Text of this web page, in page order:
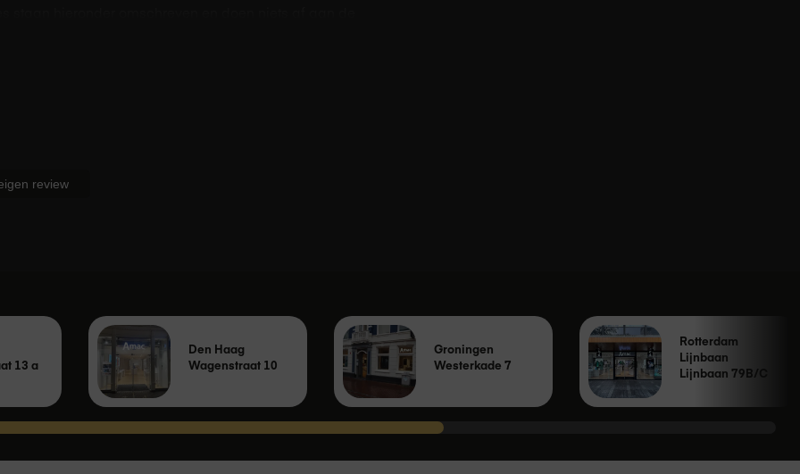
review
13 a
Den Haag
Wagenstraat 10
Groningen
Westerkade 7
Rotterdam
Lijnbaan
Lijnbaan 79B/C